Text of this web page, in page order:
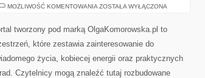
MOŻLIWOŚĆ KOMENTOWANIA PODRÓŻE
ZOSTAŁA WYŁĄCZONA
tworzony pod marką OlgaKomorowska.pl to
które zestawia zainteresowanie do
życia, kobiecej energii oraz praktycznych
Czytelnicy mogą znaleźć tutaj rozbudowane